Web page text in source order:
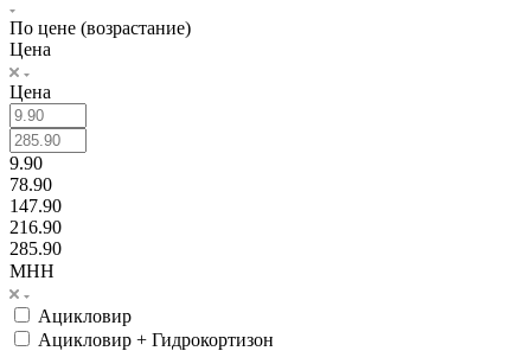
По цене (возрастание)
Цена
Цена
9.90
78.90
147.90
216.90
285.90
МНН
Ацикловир
Ацикловир + Гидрокортизон